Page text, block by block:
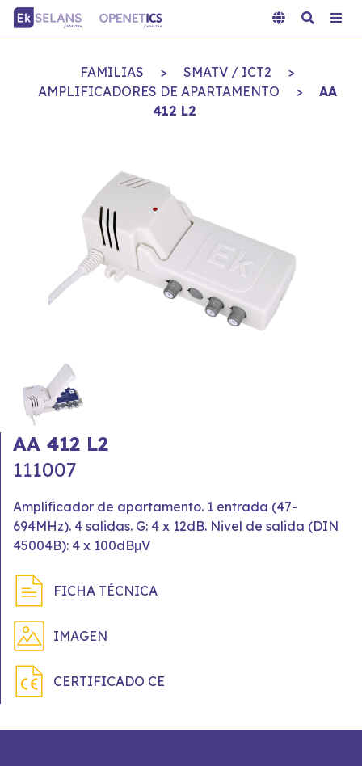
FAMILIAS > SMATV / ICT2
>
AMPLIFICADORES DE APARTAMENTO
>
AA
412 L2
AA 412 L2
111007
Amplificador de apartamento. 1 entrada (47-
694MHz). 4 salidas. G: 4 x 12dB. Nivel de salida (DIN
45004B): 4 x 100dBμV
FICHA TÉCNICA
IMAGEN
CERTIFICADO CE